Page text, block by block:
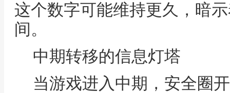
这个数字可能维持更久，暗
间。
中期转移的信息灯塔
当游戏进入中期，安全圈